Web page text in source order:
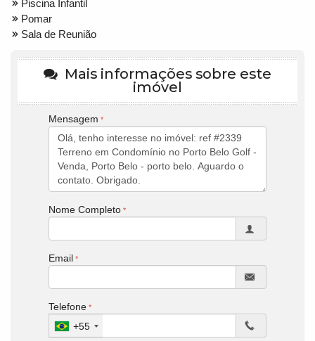
Piscina Infantil
Pomar
Sala de Reunião
Mais informações sobre este
imóvel
Mensagem
Nome Completo
Email
Telefone
+55